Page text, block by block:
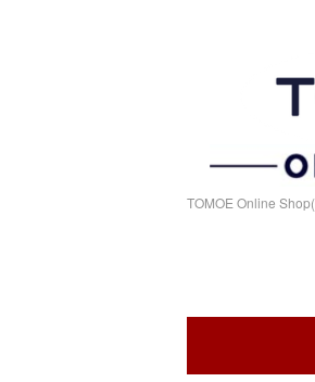
TOMOE Online